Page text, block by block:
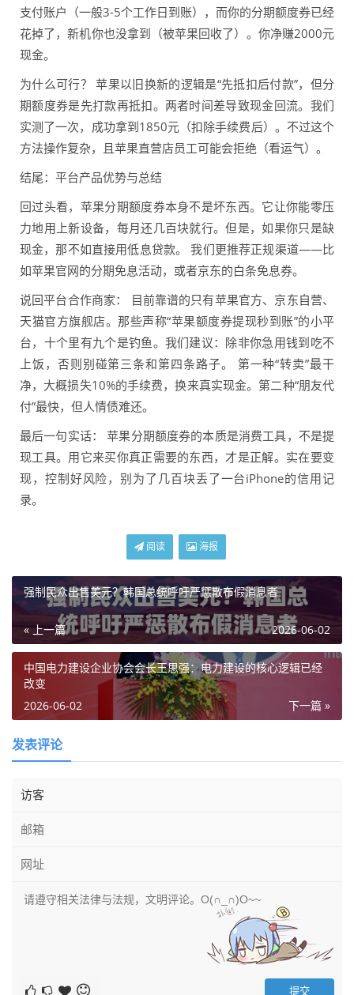
支付账户（一般3-5个工作日到账），而你的分期额度券已经
花掉了，新机你也没拿到（被苹果回收了）。你净赚2000元
现金。
为什么可行？ 苹果以旧换新的逻辑是“先抵扣后付款”，但分
期额度券是先打款再抵扣。两者时间差导致现金回流。我们
实测了一次，成功拿到1850元（扣除手续费后）。不过这个
方法操作复杂，且苹果直营店员工可能会拒绝（看运气）。
结尾：平台产品优势与总结
回过头看，苹果分期额度券本身不是坏东西。它让你能零压
力地用上新设备，每月还几百块就行。但是，如果你只是缺
现金，那不如直接用低息贷款。 我们更推荐正规渠道——比
如苹果官网的分期免息活动，或者京东的白条免息券。
说回平台合作商家： 目前靠谱的只有苹果官方、京东自营、
天猫官方旗舰店。那些声称“苹果额度券提现秒到账”的小平
台，十个里有九个是钓鱼。我们建议：除非你急用钱到吃不
上饭，否则别碰第三条和第四条路子。 第一种“转卖”最干
净，大概损失10%的手续费，换来真实现金。第二种“朋友代
付”最快，但人情债难还。
最后一句实话： 苹果分期额度券的本质是消费工具，不是提
现工具。用它来买你真正需要的东西，才是正解。实在要变
现，控制好风险，别为了几百块丢了一台iPhone的信用记
录。
阅读 海报
强制民众出售美元？韩国总统呼吁严惩散布假消息者
« 上一篇 2026-06-02
中国电力建设企业协会会长王思强：电力建设的核心逻辑已经
改变
下一篇 »
2026-06-02
发表评论